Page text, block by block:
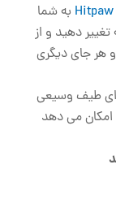
به شما
دهید و از
هر جای دیگری
طیف وسیعی
می‌ دهد